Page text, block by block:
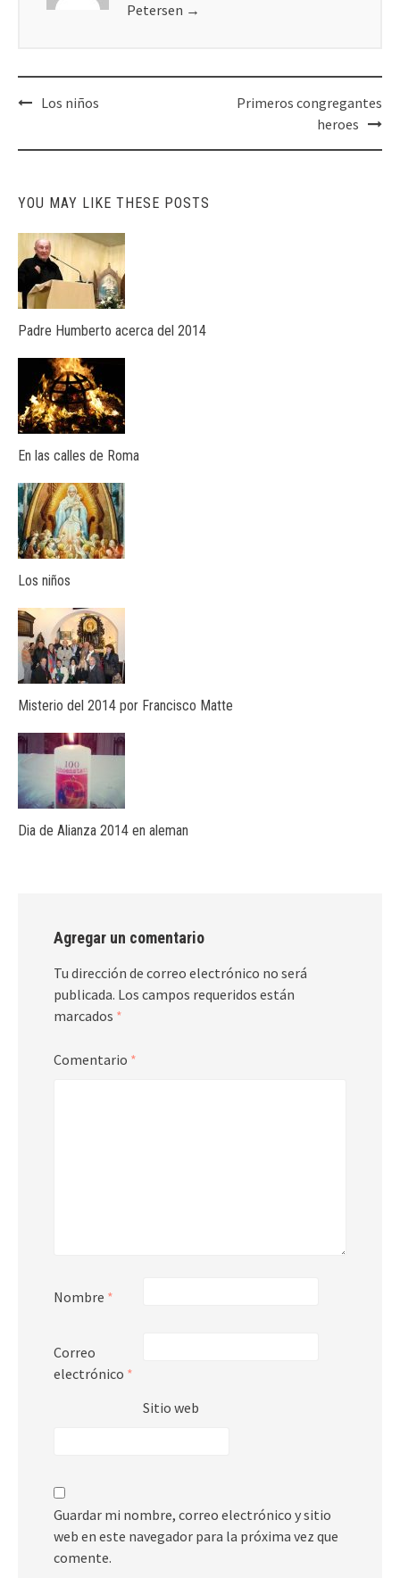
Petersen →
PostLos niños
Primeros congregantes
heroes
YOU MAY LIKE THESE POSTS
Padre Humberto acerca del 2014
En las calles de Roma
Los niños
Misterio del 2014 por Francisco Matte
Dia de Alianza 2014 en aleman
Agregar un comentario
Tu dirección de correo electrónico no será
publicada. Los campos requeridos están
marcados *
Comentario *
Nombre *
Correo
electrónico *
Sitio web
Guardar mi nombre, correo electrónico y sitio
web en este navegador para la próxima vez que
comente.